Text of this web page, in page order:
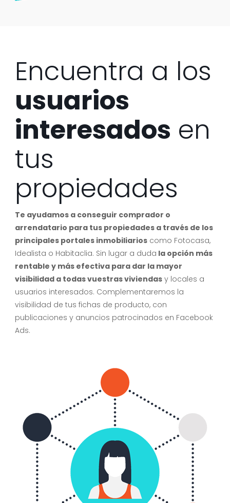
Encuentra a los
usuarios
interesados en
tus
propiedades
Te ayudamos a conseguir comprador o
arrendatario para tus propiedades a través de los
principales portales inmobiliarioscomo Fotocasa,
Idealista o Habitaclia. Sin lugar a duda la opción más
rentable y más efectiva para dar la mayor
visibilidad a todas vuestras viviendasy locales a
usuarios interesados. Complementaremos la
visibilidad de tus fichas de producto, con
publicaciones y anuncios patrocinados en Facebook
Ads.